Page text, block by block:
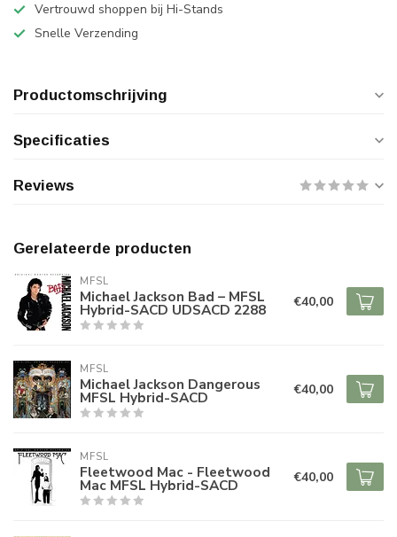
Vertrouwd shoppen bij Hi-Stands
Snelle Verzending
Productomschrijving
Specificaties
Reviews
Gerelateerde producten
MFSL
Michael Jackson Bad – MFSL
Hybrid-SACD UDSACD 2288 €40,00
MFSL
Michael Jackson Dangerous
MFSL Hybrid-SACD €40,00
MFSL
Fleetwood Mac - Fleetwood
Mac MFSL Hybrid-SACD €40,00